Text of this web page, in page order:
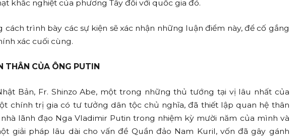
khắc nghiệt của phương Tây đối với quốc gia đó.
cách trình bày các sự kiện sẽ xác nhận những luận điểm này, để cố gắng
xác cuối cùng.
THÂN CỦA ÔNG PUTIN
Bản, Fr. Shinzo Abe, một trong những thủ tướng tại vị lâu nhất của
chính trị gia có tư tưởng dân tộc chủ nghĩa, đã thiết lập quan hệ thân
lãnh đạo Nga Vladimir Putin trong nhiệm kỳ mười năm của mình và
giải pháp lâu dài cho vấn đề Quần đảo Nam Kuril, vốn đã gây gánh